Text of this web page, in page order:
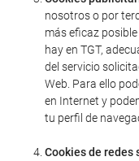
nosotros o por
más eficaz
hay en TGT,
del servicio
Web. Para ello
en Internet y
tu perfil de
Cookies de redes